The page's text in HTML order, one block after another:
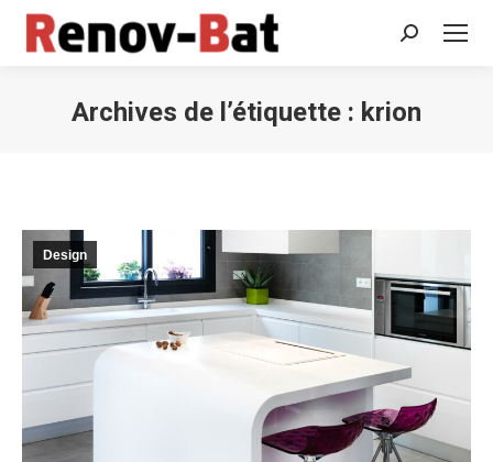
Recherche
Archives de l’étiquette : krion
Design